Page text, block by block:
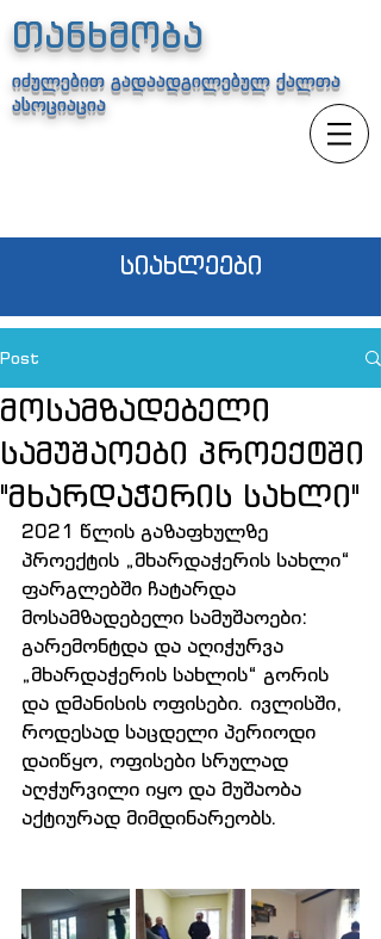
თანხმობა
იძულებით გადაადგილებულ ქალთა
ასოციაცია
სიახლეები
Post
მოსამზადებელი
სამუშაოები პროექტში
"მხარდაჭერის სახლი"
2021 წლის გაზაფხულზე
პროექტის „მხარდაჭერის სახლი“
ფარგლებში ჩატარდა
მოსამზადებელი სამუშაოები:
გარემონტდა და აღიჭურვა
„მხარდაჭერის სახლის“ გორის
და დმანისის ოფისები. ივლისში,
როდესად საცდელი პერიოდი
დაიწყო, ოფისები სრულად
აღჭურვილი იყო და მუშაობა
აქტიურად მიმდინარეობს.